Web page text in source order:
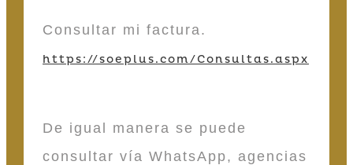
Consultar mi factura.
https://soeplus.com/Consultas.aspx
De igual manera se puede
consultar vía WhatsApp, agencias